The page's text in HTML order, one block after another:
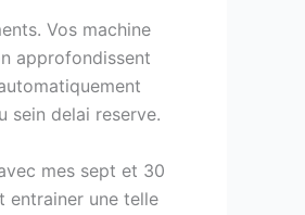
Vos machine
approfondissent
sein delai reserve.
mes sept et 30
entrainer une telle